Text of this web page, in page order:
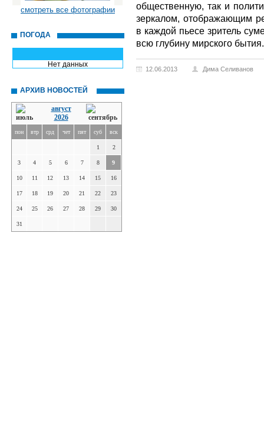
смотреть все фотографии
ПОГОДА
Нет данных
АРХИВ НОВОСТЕЙ
август
2026
пон втр срд чет пят суб вск
1 2
3 4 5 6 7 8 9
10 11 12 13 14 15 16
17 18 19 20 21 22 23
24 25 26 27 28 29 30
31
общественную, так и
зеркалом, отображающим
в каждой пьесе зритель
всю глубину мирского бытия.
12.06.2013 Дима Селиванов